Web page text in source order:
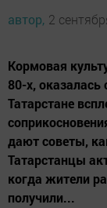
автор, 2
Кормовая
80-х, оказалась
Татарстане
дают советы,
Татарстанцы
когда жители
получили...